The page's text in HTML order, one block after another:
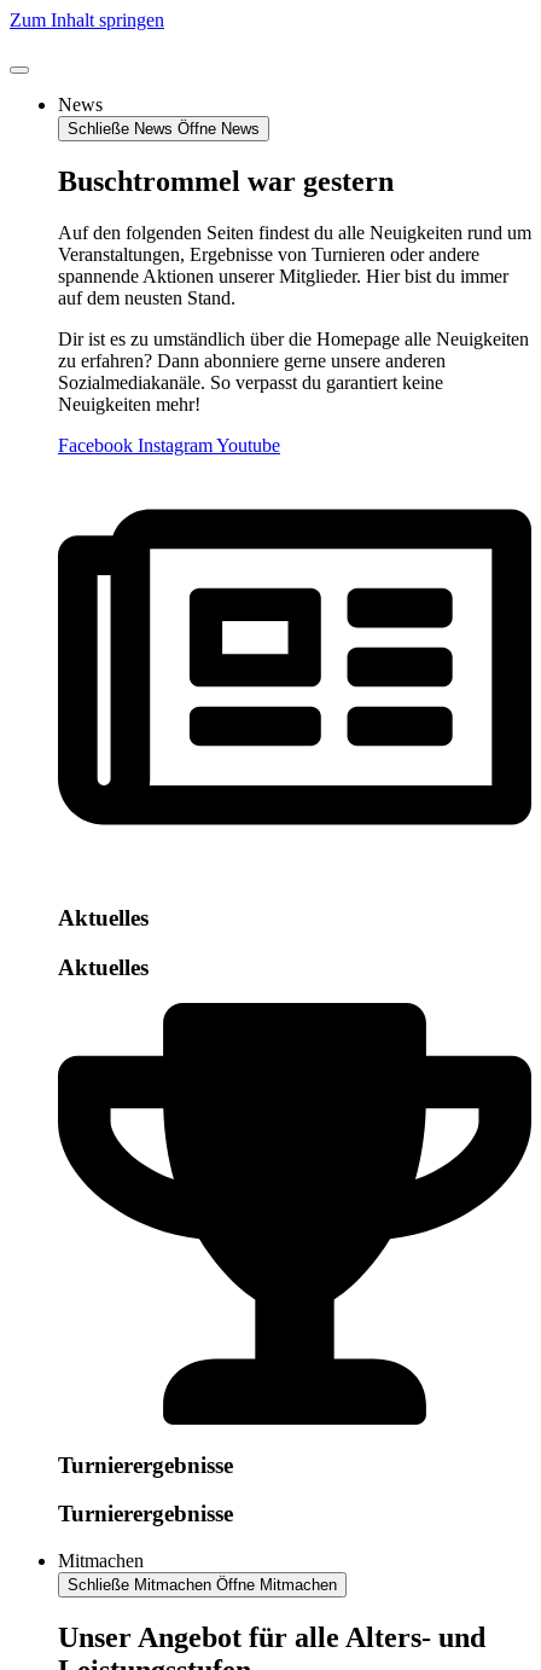
Zum Inhalt springen
News
Schließe News Öffne News
Buschtrommel war gestern
Auf den folgenden Seiten findest du alle Neuigkeiten rund um
Veranstaltungen, Ergebnisse von Turnieren oder andere
spannende Aktionen unserer Mitglieder. Hier bist du immer
auf dem neusten Stand.
Dir ist es zu umständlich über die Homepage alle Neuigkeiten
zu erfahren? Dann abonniere gerne unsere anderen
Sozialmediakanäle. So verpasst du garantiert keine
Neuigkeiten mehr!
Facebook InstagramYoutube
Aktuelles
Aktuelles
Turnierergebnisse
Turnierergebnisse
Mitmachen
Schließe Mitmachen Öffne Mitmachen
​​​Unser Angebot für alle Alters- und